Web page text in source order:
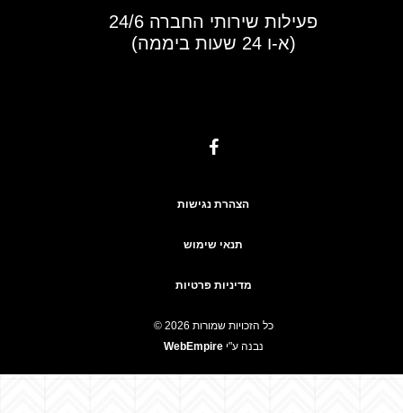
פעילות שירותי החברה 24/6
(א-ו 24 שעות ביממה)
הצהרת נגישות
תנאי שימוש
מדיניות פרטיות
© כל הזכויות שמורות 2026
WebEmpire נבנה ע"י